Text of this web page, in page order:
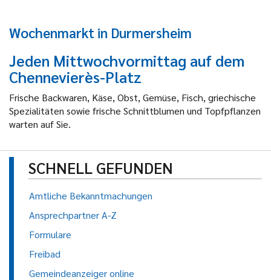
Wochenmarkt in Durmersheim
Jeden Mittwochvormittag auf dem
Chennevierès-Platz
Frische Backwaren, Käse, Obst, Gemüse, Fisch, griechische
Spezialitäten sowie frische Schnittblumen und Topfpflanzen
warten auf Sie.
SCHNELL GEFUNDEN
Amtliche Bekanntmachungen
Ansprechpartner A-Z
Formulare
Freibad
Gemeindeanzeiger online